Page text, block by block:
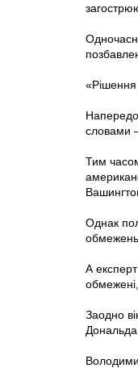
«Рішення
словами
Тим
Однак
А
Заодно